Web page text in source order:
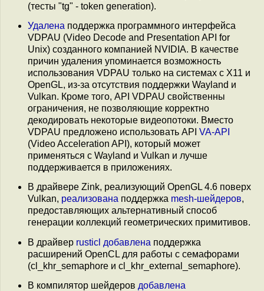
(тесты "tg" - token generation).
Удалена поддержка программного интерфейса
VDPAU (Video Decode and Presentation API for
Unix) созданного компанией NVIDIA. В качестве
причин удаления упоминается возможность
использования VDPAU только на системах c X11 и
OpenGL, из-за отсутствия поддержки Wayland и
Vulkan. Кроме того, API VDPAU свойственны
ограничения, не позволяющие корректно
декодировать некоторые видеопотоки. Вместо
VDPAU предложено использовать API VA-API
(Video Acceleration API), который может
применяться с Wayland и Vulkan и лучше
поддерживается в приложениях.
В драйвере Zink, реализующий OpenGL 4.6 поверх
Vulkan, реализована поддержка mesh-шейдеров,
предоставляющих альтернативный способ
генерации коллекций геометрических примитивов.
В драйвер rusticl добавлена поддержка
расширений OpenCL для работы с семафорами
(cl_khr_semaphore и cl_khr_external_semaphore).
В компилятор шейдеров добавлена